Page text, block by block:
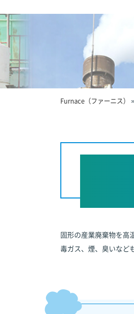
Furnace（ファーニス） »
固形の産業廃棄物を高
毒ガス、煙、臭いなど